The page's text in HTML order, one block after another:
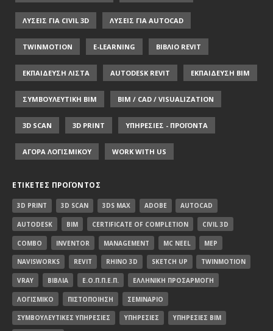
ΛΥΣΕΙΣ ΓΙΑ CIVIL 3D ΛΥΣΕΙΣ ΓΙΑ AUTOCAD
TWINMOTION E-LEARNING ΒΙΒΛΙΟ REVIT
ΕΚΠΑΙΔΕΥΣΗ ΛΙΣΤΑ AUTODESK REVIT ΕΚΠΑΙΔΕΥΣΗ ΒΙΜ
ΣΥΜΒΟΥΛΕΥΤΙΚΗ ΒΙΜ BIM / CAD / VISUALIZATION
3D SCAN 3D PRINT ΥΠΗΡΕΣΙΕΣ - ΠΡΟΪΟΝΤΑ
ΑΓΟΡΑ ΛΟΓΙΣΜΙΚΟΥ WORK WITH US
ΕΤΙΚΈΤΕΣ ΠΡΟΪΌΝΤΟΣ
3D PRINT 3D SCAN 3DS MAX ADOBE AUTOCAD
AUTODESK BIM CERTIFICATE OF COMPLETION CIVIL 3D
COMBO INVENTOR MANAGEMENT MC NEEL MEP
NAVISWORKS REVIT RHINO 3D SKETCH UP TWINMOTION
VRAY ΒΙΒΛΊΑ Ε.Ο.Π.Π.Ε.Π. ΕΛΛΗΝΙΚΉ ΠΡΟΣΑΡΜΟΓΉ
ΛΟΓΙΣΜΙΚΌ ΠΙΣΤΟΠΟΊΗΣΗ ΣΕΜΙΝΆΡΙΟ
ΣΥΜΒΟΥΛΕΥΤΙΚΈΣ ΥΠΗΡΕΣΊΕΣ ΥΠΗΡΕΣΊΕΣ ΥΠΗΡΕΣΊΕΣ BIM